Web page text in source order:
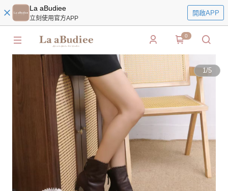
La aBudiee
立刻使用官方APP
開啟APP
0
1/5